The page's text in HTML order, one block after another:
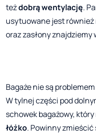
teżdobrą wentylację.
usytuowane jest
oraz zasłony
Bagaże nie są
W tylnej części pod
schowek bagażowy, który
łóżko. Powinny